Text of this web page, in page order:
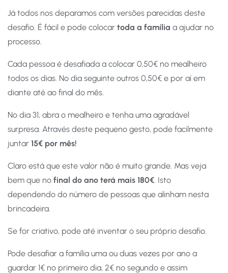
Já todos nos deparamos com versões parecidas deste
desafio. É fácil e pode colocar toda a família a ajudar no
processo.
Cada pessoa é desafiada a colocar 0,50€ no mealheiro
todos os dias. No dia seguinte outros 0,50€ e por aí em
diante até ao final do mês.
No dia 31, abra o mealheiro e tenha uma agradável
surpresa. Através deste pequeno gesto, pode facilmente
juntar 15€ por mês!
Claro está que este valor não é muito grande. Mas veja
bem que no final do ano terá mais 180€. Isto
dependendo do número de pessoas que alinham nesta
brincadeira.
Se for criativo, pode até inventar o seu próprio desafio.
Pode desafiar a família uma ou duas vezes por ano a
guardar 1€ no primeiro dia, 2€ no segundo e assim